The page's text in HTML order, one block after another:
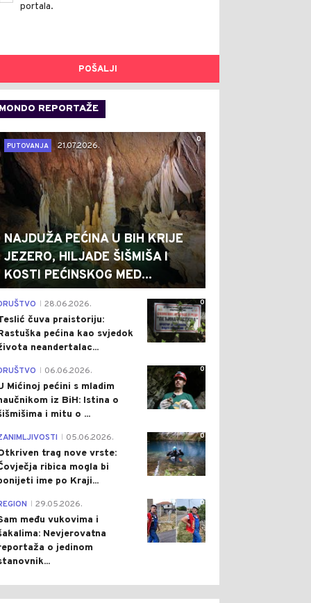
portala.
POŠALJI
MONDO REPORTAŽE
0
PUTOVANJA
21.07.2026.
NAJDUŽA PEĆINA U BIH KRIJE
JEZERO, HILJADE ŠIŠMIŠA I
KOSTI PEĆINSKOG MED...
0
28.06.2026.
čuva praistoriju:
pećina kao svjedok
neandertalac...
0
06.06.2026.
Mićinoj pećini s mladim
iz BiH: Istina o
i mitu o ...
0
05.06.2026.
trag nove vrste:
ribica mogla bi
ime po Kraji...
0
29.05.2026.
među vukovima i
Nevjerovatna
o jedinom